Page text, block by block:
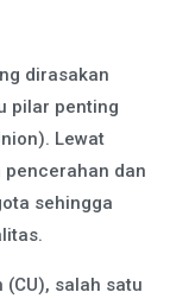
dirasakan
pilar penting
Lewat
dan
sehingga
salah satu